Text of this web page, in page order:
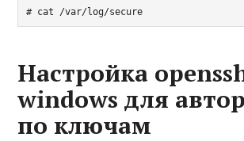
# cat /var/log/secure
Настройка
windows для
по ключам